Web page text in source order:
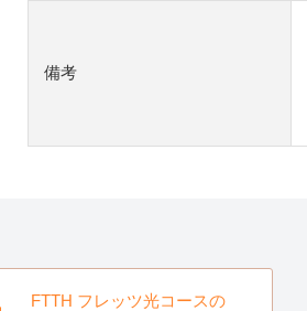
備考
FTTH フレッツ光コースの